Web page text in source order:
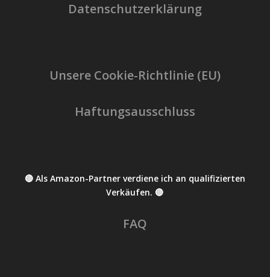
Datenschutzerklärung
Unsere Cookie-Richtlinie (EU)
Haftungsausschluss
🔴 Als Amazon-Partner verdiene ich an qualifizierten
Verkäufen. 🔴
FAQ